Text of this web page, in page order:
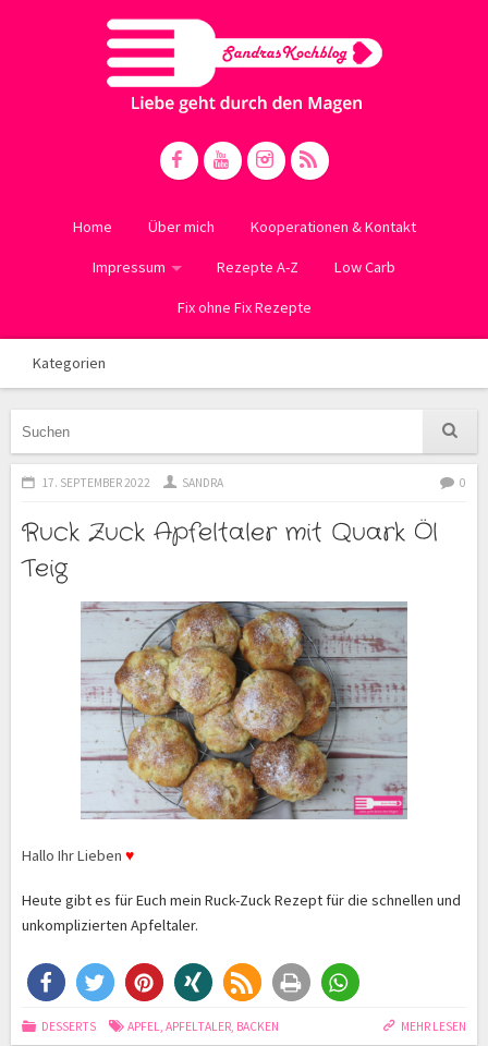
Home Über mich Kooperationen & Kontakt
Impressum Rezepte A-Z Low Carb
Fix ohne Fix Rezepte
Kategorien
17. SEPTEMBER 2022 SANDRA 0
Ruck Zuck Apfeltaler mit Quark Öl
Teig
Hallo Ihr Lieben ♥
Heute gibt es für Euch mein Ruck-Zuck Rezept für die schnellen und
unkomplizierten Apfeltaler.
MEHR LESEN
DESSERTS APFEL,APFELTALER, BACKEN